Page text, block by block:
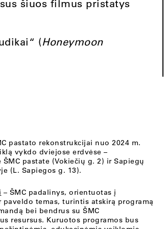
šiuos filmus pristatys
(Honeymoon
pastato rekonstrukcijai nuo 2024 m.
vykdo dviejose erdvėse –
pastate (Vokiečių g. 2) ir Sapiegų
(L. Sapiegos g. 13).
– ŠMC padalinys, orientuotas į
temas, turintis atskirą programą
bei bendrus su ŠMC
resursus. Kuruotos programos bus